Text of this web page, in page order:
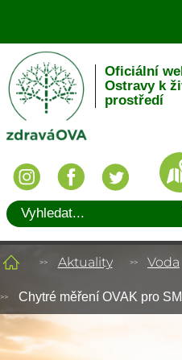
Oficiální
Ostravy k
prostředí
Aktuality Voda
Chytré měření OVAK pro